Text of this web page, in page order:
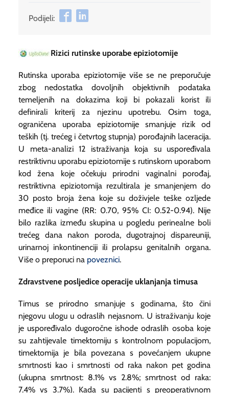
Podijeli:
Rizici rutinske uporabe epiziotomije
Rutinska uporaba epiziotomije više se ne preporučuje
zbog nedostatka dovoljnih objektivnih podataka
temeljenih na dokazima koji bi pokazali korist ili
definirali kriterij za njezinu upotrebu. Osim toga,
ograničena uporaba epiziotomije smanjuje rizik od
teških (tj. trećeg i četvrtog stupnja) porođajnih laceracija.
U meta-analizi 12 istraživanja koja su uspoređivala
restriktivnu uporabu epiziotomije s rutinskom uporabom
kod žena koje očekuju prirodni vaginalni porođaj,
restriktivna epiziotomija rezultirala je smanjenjem do
30 posto broja žena koje su doživjele teške ozljede
međice ili vagine (RR: 0.70, 95% CI: 0.52-0.94). Nije
bilo razlika između skupina u pogledu perinealne boli
trećeg dana nakon poroda, dugotrajnoj dispareuniji,
urinarnoj inkontinenciji ili prolapsu genitalnih organa.
Više o preporuci na poveznici.
Zdravstvene posljedice operacije uklanjanja timusa
Timus se prirodno smanjuje s godinama, što čini
njegovu ulogu u odraslih nejasnom. U istraživanju koje
je uspoređivalo dugoročne ishode odraslih osoba koje
su zahtijevale timektomiju s kontrolnom populacijom,
timektomija je bila povezana s povećanjem ukupne
smrtnosti kao i smrtnosti od raka nakon pet godina
(ukupna smrtnost: 8.1% vs 2.8%; smrtnost od raka:
7.4% vs 3.7%). Kada su pacijenti s preoperativnom